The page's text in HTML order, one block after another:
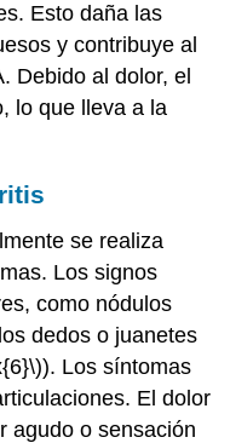
Esto daña las
y contribuye al
Debido al dolor, el
lo que lleva a la
se realiza
Los signos
como nódulos
dedos o juanetes
). Los síntomas
El dolor
agudo o sensación